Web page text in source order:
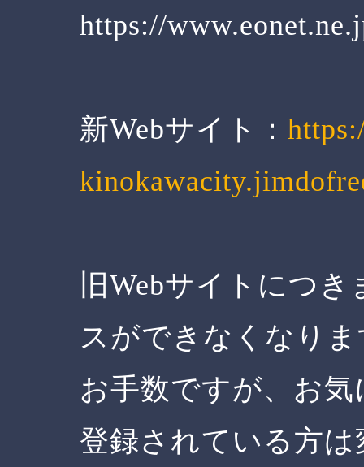
https://
新Webサイト：
旧Webサイトにつ
スができなくなり
お手数ですが、お
登録されている方